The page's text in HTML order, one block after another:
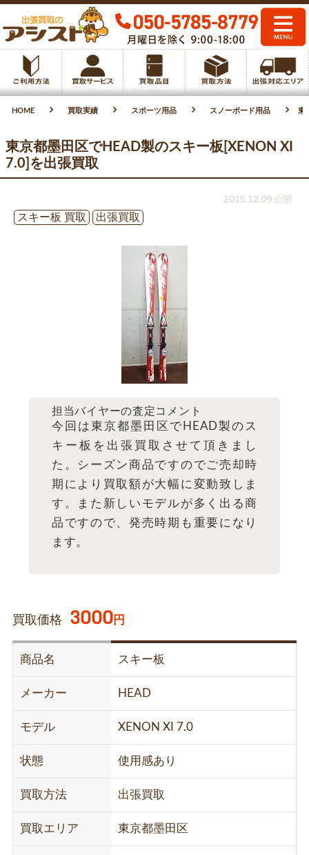
HOME 買取実績 スポーツ用品 スノーボード用品 東
東京都墨田区でHEAD製のスキー板[XENON XI
7.0]を出張買取
2015.12.09 公開
スキー板 買取
出張買取
担当バイヤーの査定コメント
今回は東京都墨田区でHEAD製のス
キー板を出張買取させて頂きまし
た。シーズン商品ですのでご売却時
期により買取額が大幅に変動致しま
す。また新しいモデルが多く出る商
品ですので、発売時期も重要になり
ます。
買取価格 3000円
商品名 スキー板
メーカー HEAD
モデル XENON XI 7.0
状態 使用感あり
買取方法 出張買取
買取エリア 東京都墨田区